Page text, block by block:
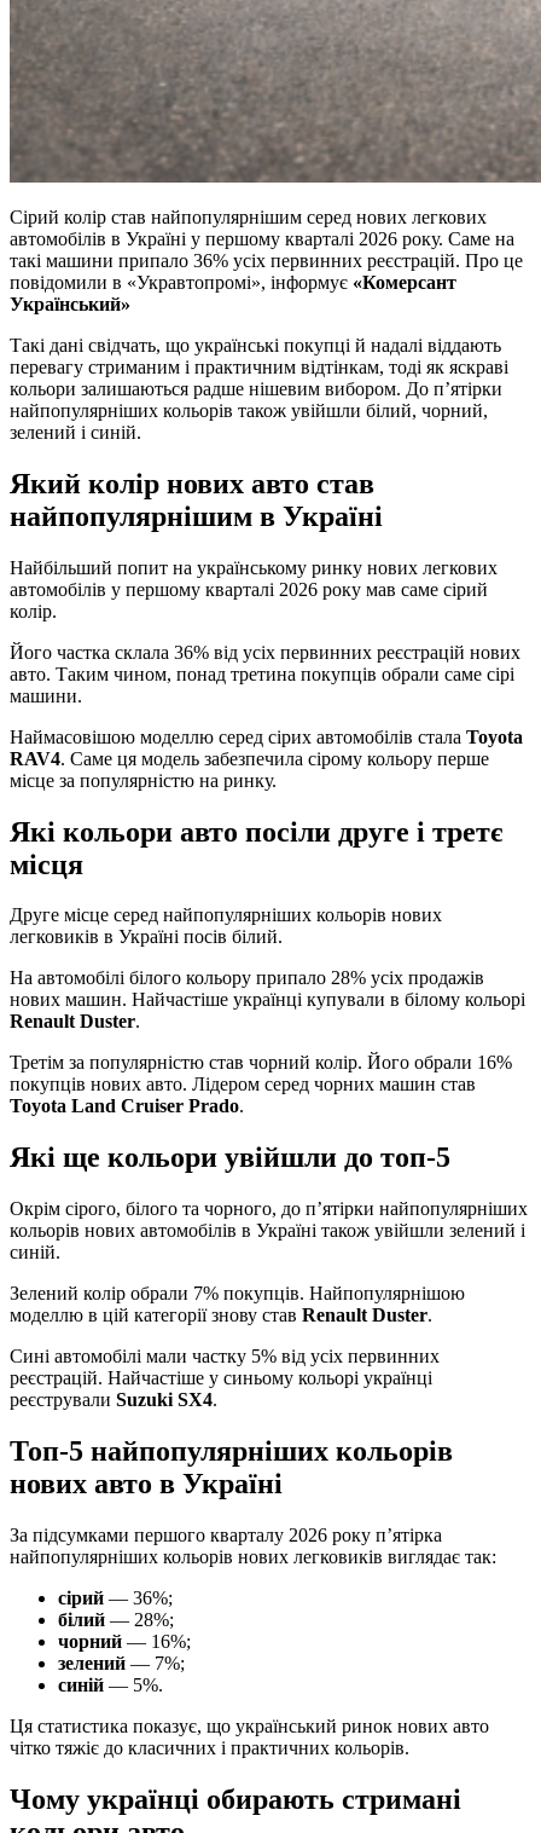
Сірий колір став найпопулярнішим серед нових легкових
автомобілів в Україні у першому кварталі 2026 року. Саме на
такі машини припало 36% усіх первинних реєстрацій. Про це
повідомили в «Укравтопромі», інформує «Комерсант
Український»
Такі дані свідчать, що українські покупці й надалі віддають
перевагу стриманим і практичним відтінкам, тоді як яскраві
кольори залишаються радше нішевим вибором. До п’ятірки
найпопулярніших кольорів також увійшли білий, чорний,
зелений і синій.
Який колір нових авто став
найпопулярнішим в Україні
Найбільший попит на українському ринку нових легкових
автомобілів у першому кварталі 2026 року мав саме сірий
колір.
Його частка склала 36% від усіх первинних реєстрацій нових
авто. Таким чином, понад третина покупців обрали саме сірі
машини.
Наймасовішою моделлю серед сірих автомобілів стала Toyota
RAV4. Саме ця модель забезпечила сірому кольору перше
місце за популярністю на ринку.
Які кольори авто посіли друге і третє
місця
Друге місце серед найпопулярніших кольорів нових
легковиків в Україні посів білий.
На автомобілі білого кольору припало 28% усіх продажів
нових машин. Найчастіше українці купували в білому кольорі
Renault Duster.
Третім за популярністю став чорний колір. Його обрали 16%
покупців нових авто. Лідером серед чорних машин став
Toyota Land Cruiser Prado.
Які ще кольори увійшли до топ-5
Окрім сірого, білого та чорного, до п’ятірки найпопулярніших
кольорів нових автомобілів в Україні також увійшли зелений і
синій.
Зелений колір обрали 7% покупців. Найпопулярнішою
моделлю в цій категорії знову став Renault Duster.
Сині автомобілі мали частку 5% від усіх первинних
реєстрацій. Найчастіше у синьому кольорі українці
реєстрували Suzuki SX4.
Топ-5 найпопулярніших кольорів
нових авто в Україні
За підсумками першого кварталу 2026 року п’ятірка
найпопулярніших кольорів нових легковиків виглядає так:
сірий — 36%;
білий — 28%;
чорний — 16%;
зелений — 7%;
синій — 5%.
Ця статистика показує, що український ринок нових авто
чітко тяжіє до класичних і практичних кольорів.
Чому українці обирають стримані